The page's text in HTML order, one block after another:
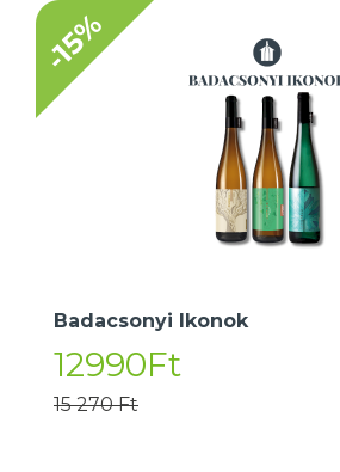
-15%
Badacsonyi Ikonok
12990Ft
15 270 Ft